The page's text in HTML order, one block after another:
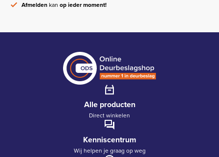
Afmeldenkanop ieder moment!
Alle producten
Direct winkelen
Kenniscentrum
Wij helpen je graag op weg